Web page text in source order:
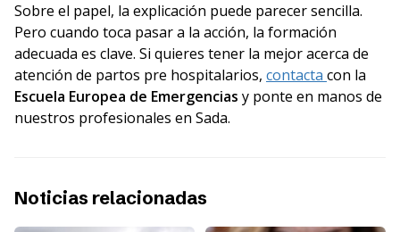
Sobre el papel, la explicación puede parecer sencilla.
Pero cuando toca pasar a la acción, la formación
adecuada es clave. Si quieres tener la mejor acerca de
atención de partos pre hospitalarios, contacta con la
Escuela Europea de Emergencias y ponte en manos de
nuestros profesionales en Sada.
Noticias relacionadas